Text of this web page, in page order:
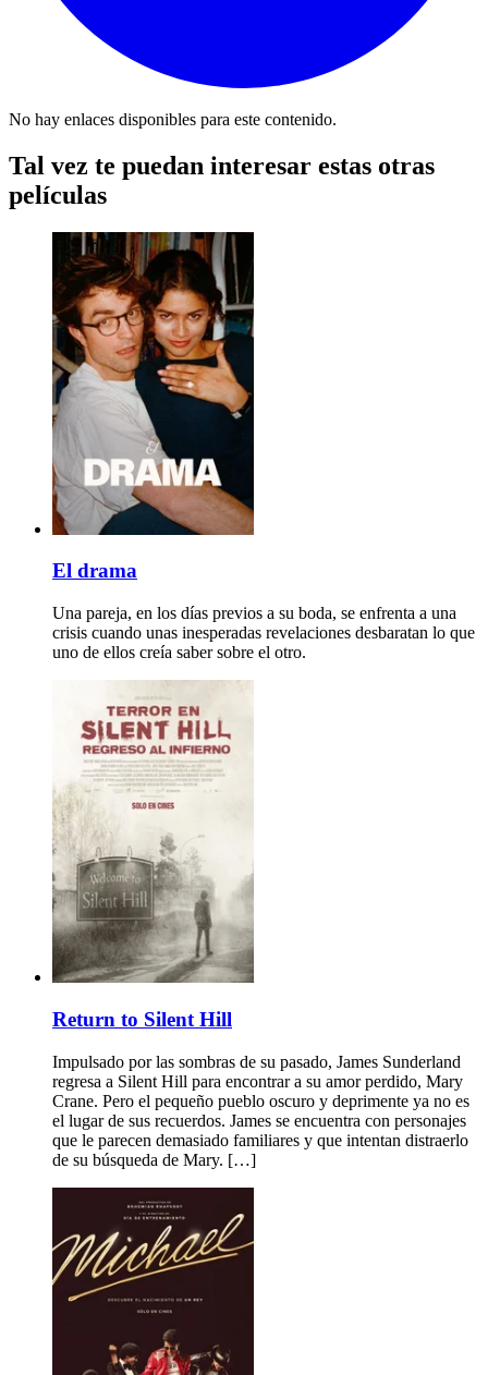
No hay enlaces disponibles para este contenido.
Tal vez te puedan interesar estas otras
películas
El drama
Una pareja, en los días previos a su boda, se enfrenta a una
crisis cuando unas inesperadas revelaciones desbaratan lo que
uno de ellos creía saber sobre el otro.
Return to Silent Hill
Impulsado por las sombras de su pasado, James Sunderland
regresa a Silent Hill para encontrar a su amor perdido, Mary
Crane. Pero el pequeño pueblo oscuro y deprimente ya no es
el lugar de sus recuerdos. James se encuentra con personajes
que le parecen demasiado familiares y que intentan distraerlo
de su búsqueda de Mary. […]